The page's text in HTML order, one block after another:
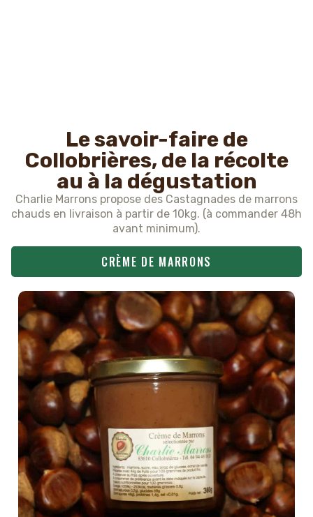
Le savoir-faire de
Collobrières, de la récolte
au à la dégustation
Charlie Marrons propose des Castagnades de marrons
chauds en livraison à partir de 10kg. (à commander 48h
avant minimum).
CRÈME DE MARRONS